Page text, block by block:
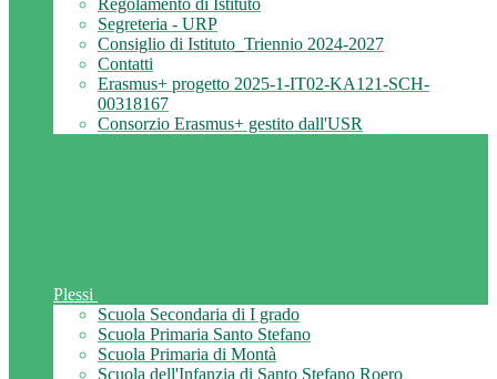
Regolamento di Istituto
Segreteria - URP
Consiglio di Istituto_Triennio 2024-2027
Contatti
Erasmus+ progetto 2025-1-IT02-KA121-SCH-
00318167
Consorzio Erasmus+ gestito dall'USR
Plessi
Scuola Secondaria di I grado
Scuola Primaria Santo Stefano
Scuola Primaria di Montà
Scuola dell'Infanzia di Santo Stefano Roero